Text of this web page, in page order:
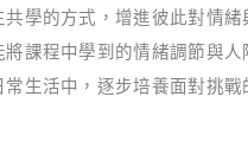
學的方式，增進彼此對情緒
課程中學到的情緒調節與人
生活中，逐步培養面對挑戰